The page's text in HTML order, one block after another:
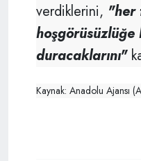
verdiklerini, "her
hoşgörüsüzlüğe
duracaklarını"
Kaynak: Anadolu Ajansı